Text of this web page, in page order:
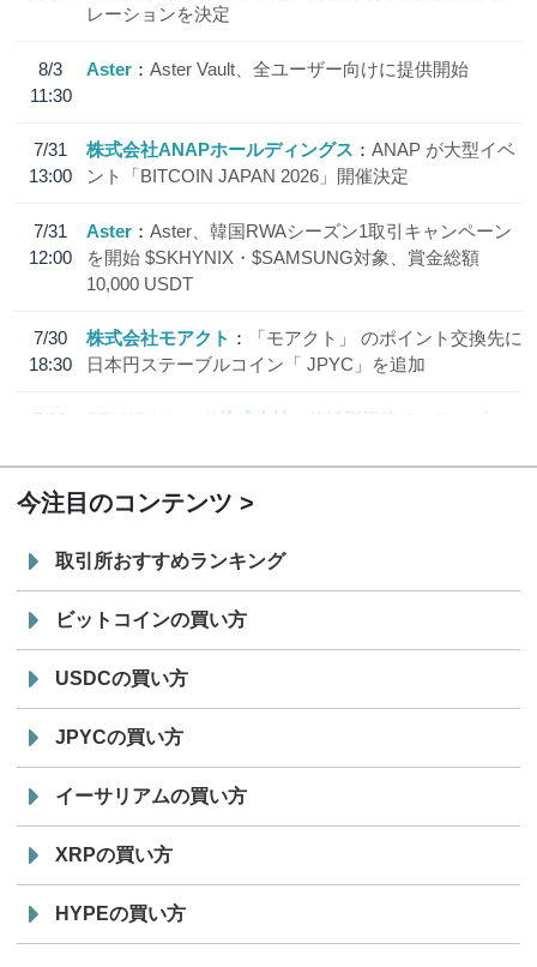
レーションを決定
8/3
11:30
Aster Aster Vault、全ユーザー向けに提供開始
7/31
13:00
株式会社ANAPホールディングス
ANAP が大型イベ
ント「BITCOIN JAPAN 2026」開催決定
7/31
12:00
Aster
Aster、韓国RWAシーズン1取引キャンペーン
を開始 $SKHYNIX・$SAMSUNG対象、賞金総額
10,000 USDT
7/30
18:30
株式会社モアクト
「モアクト」 のポイント交換先に
日本円ステーブルコイン「 JPYC」を追加
7/29
SBI VCトレード株式会社
信託型円建てステーブル
今注目のコンテンツ
取引所おすすめランキング
ビットコインの買い方
USDCの買い方
JPYCの買い方
イーサリアムの買い方
XRPの買い方
HYPEの買い方